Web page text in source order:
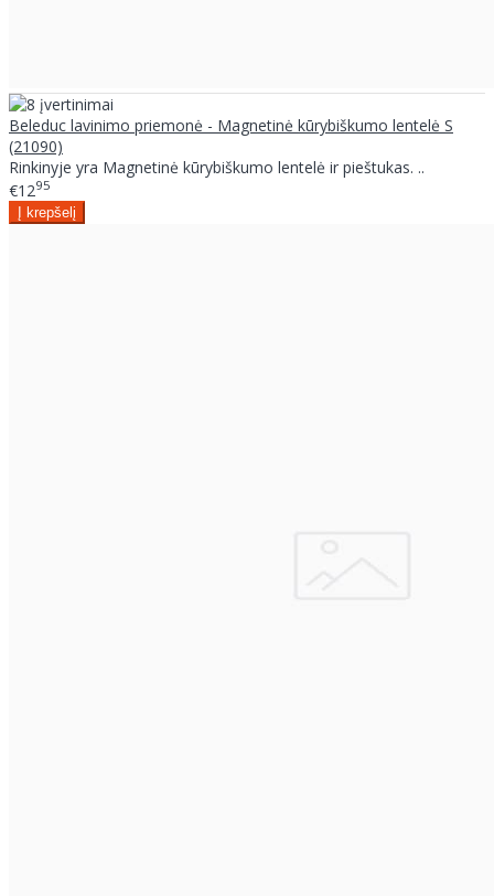
Beleduc lavinimo priemonė - Magnetinė kūrybiškumo lentelė S
(21090)
Rinkinyje yra Magnetinė kūrybiškumo lentelė ir pieštukas. ..
€1295